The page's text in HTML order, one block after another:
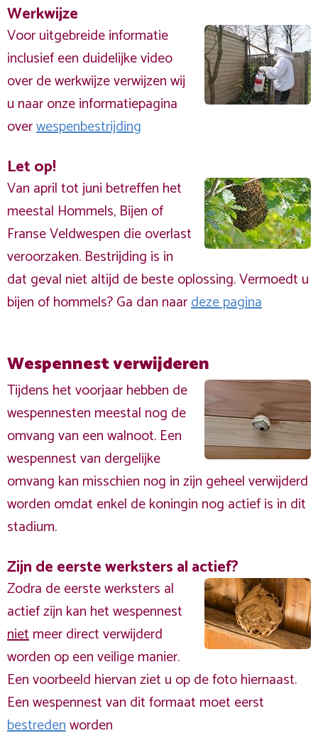
Werkwijze
Voor uitgebreide informatie
inclusief een duidelijke video
over de werkwijze verwijzen wij
u naar onze informatiepagina
overwespenbestrijding
Let op!
Van april tot juni betreffen het
meestal Hommels, Bijen of
Franse Veldwespen die overlast
veroorzaken. Bestrijding is in
dat geval niet altijd de beste oplossing. Vermoedt u
bijen of hommels? Ga dan naardeze pagina
Wespennest verwijderen
Tijdens het voorjaar hebben de
wespennesten meestal nog de
omvang van een walnoot. Een
wespennest van dergelijke
omvang kan misschien nog in zijn geheel verwijderd
worden omdat enkel de koningin nog actief is in dit
stadium.
Zijn de eerste werksters al actief?
Zodra de eerste werksters al
actief zijn kan het wespennest
nietmeer direct verwijderd
worden op een veilige manier.
Een voorbeeld hiervan ziet u op de foto hiernaast.
Een wespennest van dit formaat moet eerst
bestredenworden